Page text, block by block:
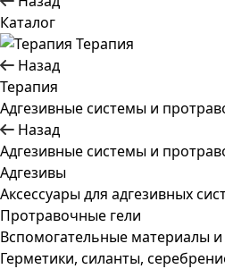
Каталог
Терапия
Назад
Терапия
Адгезивные системы и
Назад
Адгезивные системы и
Адгезивы
Аксессуары для адгезивных
Протравочные гели
Вспомогательные материалы и
Герметики, силанты,